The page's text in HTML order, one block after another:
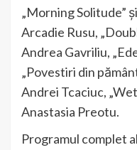
„Morning Solitude”
Arcadie Rusu,
Andrea Gavriliu,
„Povestiri din
Andrei Tcaciuc,
Anastasia Preotu.
Programul complet